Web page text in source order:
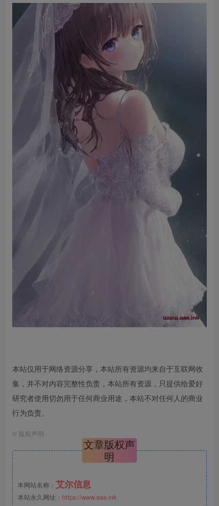
本站仅用于网络资源分享，本站所有资源均来自于互联网收
集，并不对内容完整性负责，本站所有资源，只提供给爱好
研究者使用切勿用于任何商业用途，本站不对任何人的商业
行为负责。
© 版权声明
文章版权声
明
本网站名称： 艾尔信息
本站永久网址： https://www.aae.ink